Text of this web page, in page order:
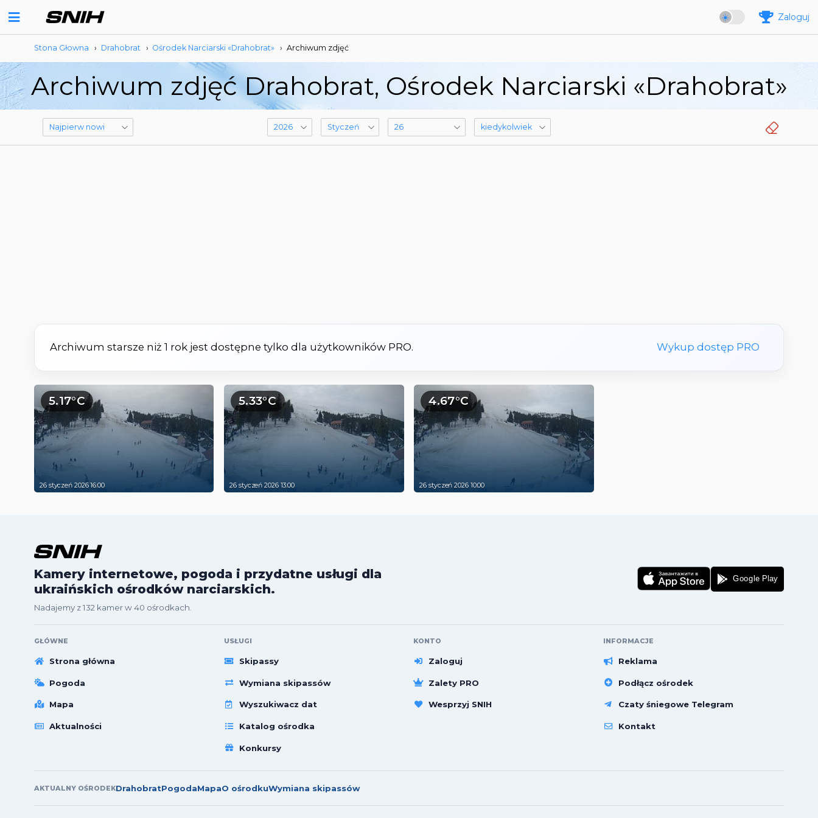
Zaloguj
Stona Głowna › Drahobrat › Ośrodek Narciarski «Drahobrat» › Archiwum zdjęć
Archiwum zdjęć Drahobrat, Ośrodek Narciarski «Drahobrat»
Archiwum starsze niż 1 rok jest dostępne tylko dla użytkowników PRO. Wykup dostęp PRO
5.17°C
26 styczeń 2026 16:00
5.33°C
26 styczeń 2026 13:00
4.67°C
26 styczeń 2026 10:00
Kamery internetowe, pogoda i przydatne usługi dla
ukraińskich ośrodków narciarskich.
Nadajemy z 132 kamer w 40 ośrodkach.
GŁÓWNE
Strona główna
Pogoda
Mapa
Aktualności
USŁUGI
Skipassy
Wymiana skipassów
Wyszukiwacz dat
Katalog ośrodka
Konkursy
KONTO
Zaloguj
Zalety PRO
Wesprzyj SNIH
INFORMACJE
Reklama
Podłącz ośrodek
Czaty śniegowe Telegram
Kontakt
AKTUALNY OŚRODEKDrahobratPogodaMapaO ośrodkuWymiana skipassów